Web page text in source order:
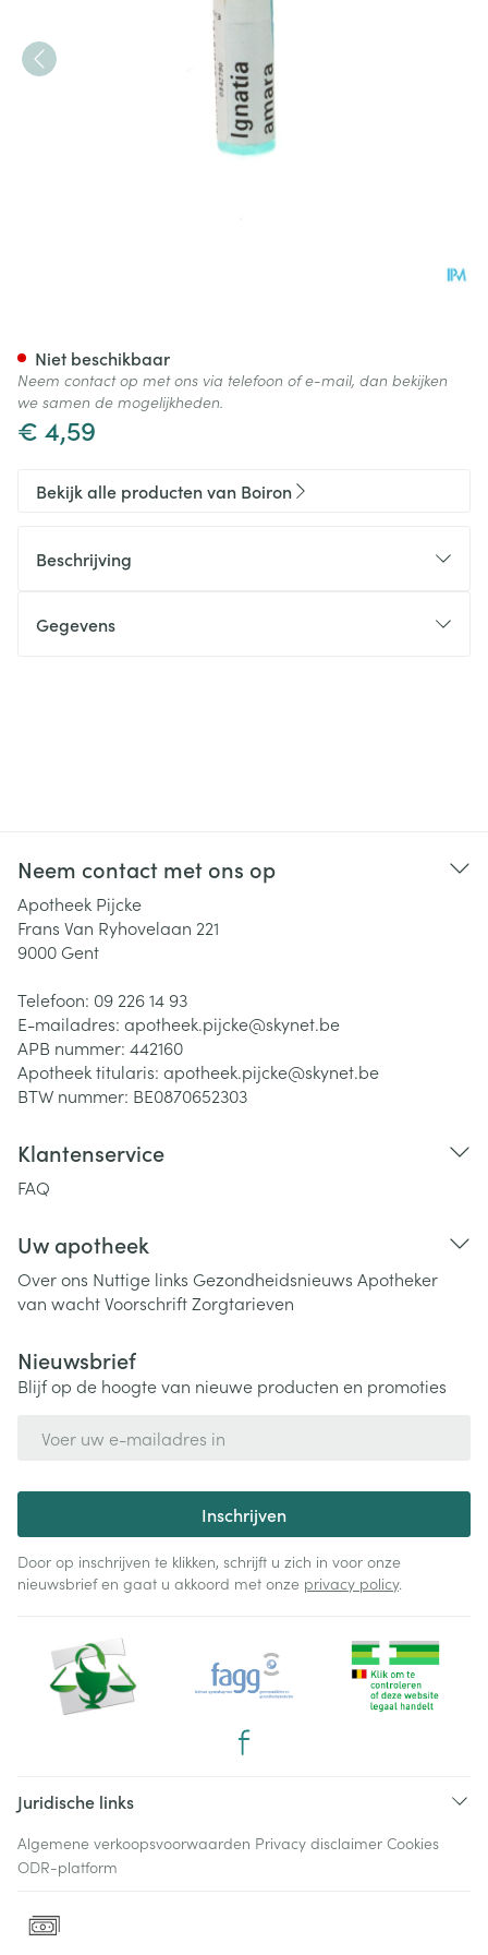
€ 4,59
Niet beschikbaar
Neem contact op met ons via telefoon of e-mail, dan bekijken
we samen de mogelijkheden.
Bekijk alle producten van Boiron
Beschrijving
Gegevens
Neem contact met ons op
Apotheek Pijcke
Frans Van Ryhovelaan 221
9000 Gent
Telefoon: 09 226 14 93
E-mailadres: apotheek.pijcke@skynet.be
APB nummer: 442160
Apotheek titularis: apotheek.pijcke@skynet.be
BTW nummer: BE0870652303
Klantenservice
FAQ
Uw apotheek
Over ons Nuttige links Gezondheidsnieuws Apotheker
van wachtVoorschriftZorgtarieven
Nieuwsbrief
Blijf op de hoogte van nieuwe producten en promoties
Inschrijven
Door op inschrijven te klikken, schrijft u zich in voor onze
nieuwsbrief en gaat u akkoord met onze privacy policy.
Juridische links
Algemene verkoopsvoorwaarden Privacy disclaimer Cookies
ODR-platform